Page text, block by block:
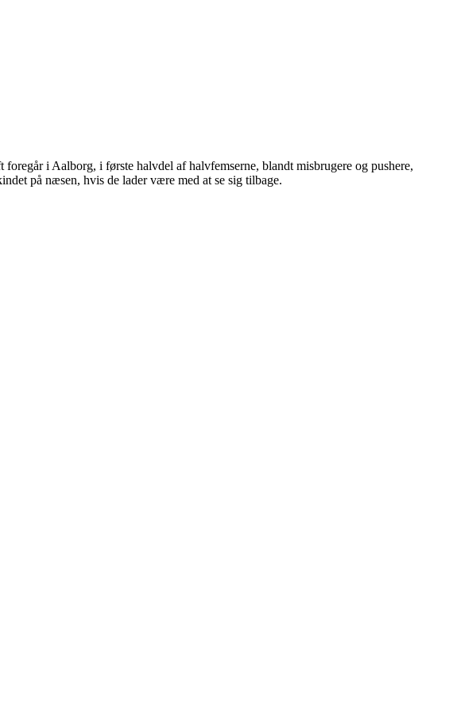
i Aalborg, i første halvdel af halvfemserne, blandt misbrugere og pushere,
på næsen, hvis de lader være med at se sig tilbage.